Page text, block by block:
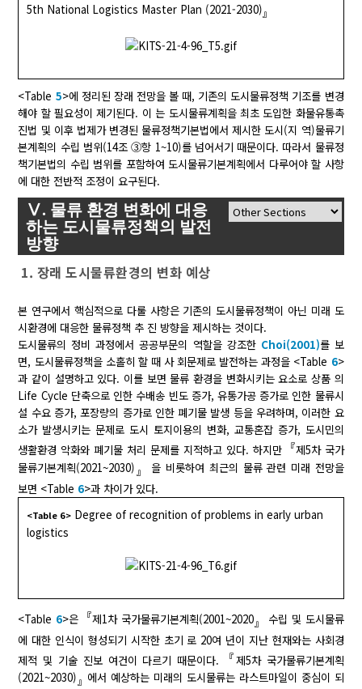
5th National Logistics Master Plan (2021-2030)』
<Table 5>에 정리된 장래 전망을 볼 때, 기존의 도시물류정책 기조를 변경
해야 할 필요성이 제기된다. 이 는 도시물류계획을 최초 도입한 화물유통촉
진법 및 이후 법제가 변경된 물류정책기본법에서 제시한 도시(지 역)물류기
본계획의 수립 범위(14조 ③항 1~10)를 넘어서기 때문이다. 따라서 물류정
책기본법의 수립 범위를 포함하여 도시물류기본계획에서 다루어야 할 사항
에 대한 전반적 조정이 요구된다.
Ⅴ. 물류 환경 변화에 대응
하는 도시물류정책의 발전
방향
1. 장래 도시물류환경의 변화 예상
본 연구에서 핵심적으로 다룰 사항은 기존의 도시물류정책이 아닌 미래 도
시환경에 대응한 물류정책 추 진 방향을 제시하는 것이다.
도시물류의 정비 과정에서 공공부문의 역할을 강조한 Choi(2001)를 보
면, 도시물류정책을 소홀히 할 때 사 회문제로 발전하는 과정을 <Table 6>
과 같이 설명하고 있다. 이를 보면 물류 환경을 변화시키는 요소로 상품 의
Life Cycle 단축으로 인한 수배송 빈도 증가, 유통가공 증가로 인한 물류시
설 수요 증가, 포장량의 증가로 인한 폐기물 발생 등을 우려하며, 이러한 요
소가 발생시키는 문제로 도시 토지이용의 변화, 교통혼잡 증가, 도시민의
생활환경 악화와 폐기물 처리 문제를 지적하고 있다. 하지만
『제5차 국가
물류기본계획(2021~2030) 』
을 비롯하여 최근의 물류 관련 미래 전망을
보면 <Table 6>과 차이가 있다.
<Table 6> Degree of recognition of problems in early urban
logistics
<Table 6>은 『제1차 국가물류기본계획(2001~2020』
수립 및 도시물류
에 대한 인식이 형성되기 시작한 초기 로 20여 년이 지난 현재와는 사회경
제적 및 기술 진보 여건이 다르기 때문이다.
『제5차 국가물류기본계획
(2021~2030) 』 에서 예상하는 미래의 도시물류는 라스트마일이 중심이 되